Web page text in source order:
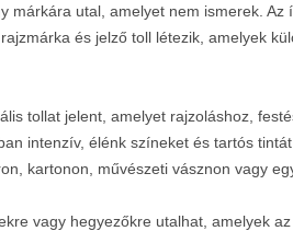
márkára utal, amelyet nem ismerek. Az
és jelző toll létezik, amelyek
tollat jelent, amelyet rajzoláshoz,
intenzív, élénk színeket és tartós
kartonon, művészeti vásznon vagy
vagy hegyezőkre utalhat, amelyek